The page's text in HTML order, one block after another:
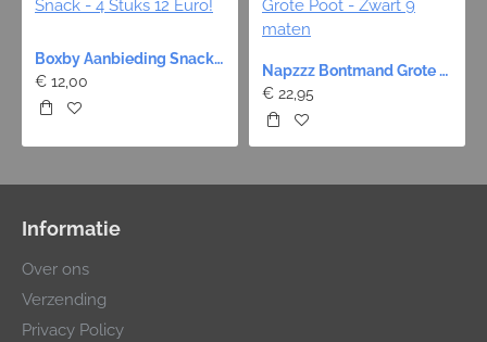
Boxby Aanbieding Snack - 4 Stuks 12 Euro!
€ 12,00
Napzzz Bontmand Grote Poot - Zwart 9 maten
€ 22,95
Informatie
Over ons
Verzending
Privacy Policy